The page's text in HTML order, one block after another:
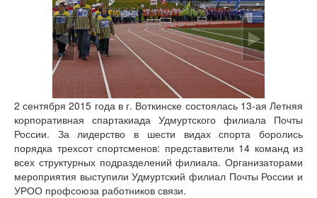
2 сентября 2015 года в г. Воткинске состоялась 13-ая Летняя
корпоративная спартакиада Удмуртского филиала Почты
России. За лидерство в шести видах спорта боролись
порядка трехсот спортсменов: представители 14 команд из
всех структурных подразделений филиала. Организаторами
мероприятия выступили Удмуртский филиал Почты России и
УРОО профсоюза работников связи.